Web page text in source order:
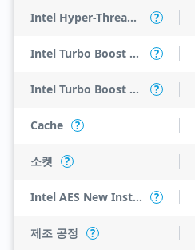
Intel Hyper-Threading Technology ?
Intel Turbo Boost Max Technology 3.0 ?
Intel Turbo Boost Technology ?
Cache ?
소켓 ?
Intel AES New Instructions ?
제조 공정 ?